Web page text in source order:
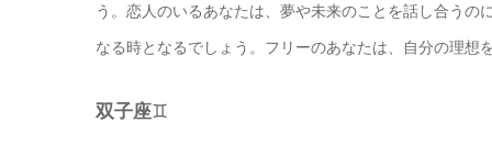
う。恋人のいるあなたは、夢や未来のことを話し合う
なる時となるでしょう。フリーのあなたは、自分の理想
双子座♊️